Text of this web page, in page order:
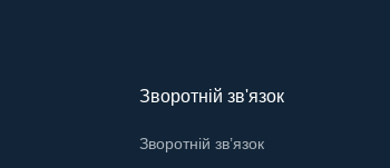
Зворотній зв'язок
Зворотній зв’язок